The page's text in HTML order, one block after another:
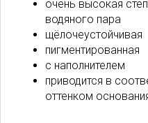
очень высокая
водяного пара
щёлочеустойчивая
пигментированная
с наполнителем
приводится в
оттенком